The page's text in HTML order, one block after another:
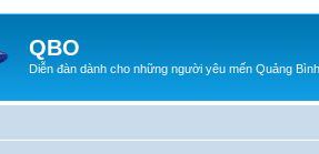
QBO
Diễn đàn dành cho những người yêu mến Quảng Bình